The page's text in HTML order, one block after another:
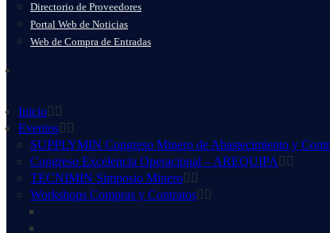
Directorio de Proveedores
Portal Web de Noticias
Web de Compra de Entradas
Inicio
Eventos
SUPPLYMIN Congreso Minero de Abastecimiento y
Congreso Excelencia Operacional – AREQUIPA
TECNIMIN Simposio Minero
Workshops Compras y Contratos